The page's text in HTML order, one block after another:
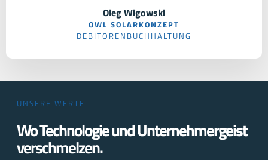
Oleg Wigowski
OWL SOLARKONZEPT
DEBITORENBUCHHALTUNG
UNSERE WERTE
Wo Technologie und Unternehmergeist
verschmelzen.